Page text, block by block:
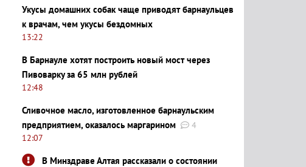
Укусы домашних собак чаще приводят барнаульцев
к врачам, чем укусы бездомных
13:22
В Барнауле хотят построить новый мост через
Пивоварку за 65 млн рублей
12:48
Сливочное масло, изготовленное барнаульским
предприятием, оказалось маргарином
4
12:07
В Минздраве Алтая рассказали о состоянии